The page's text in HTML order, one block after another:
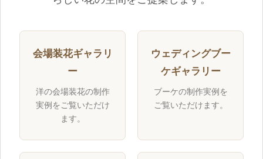
会場装花ギャラリ
ー
洋の会場装花の制作
実例をご覧いただけ
ます。
ウェディングブー
ケギャラリー
ブーケの制作実例を
ご覧いただけます。